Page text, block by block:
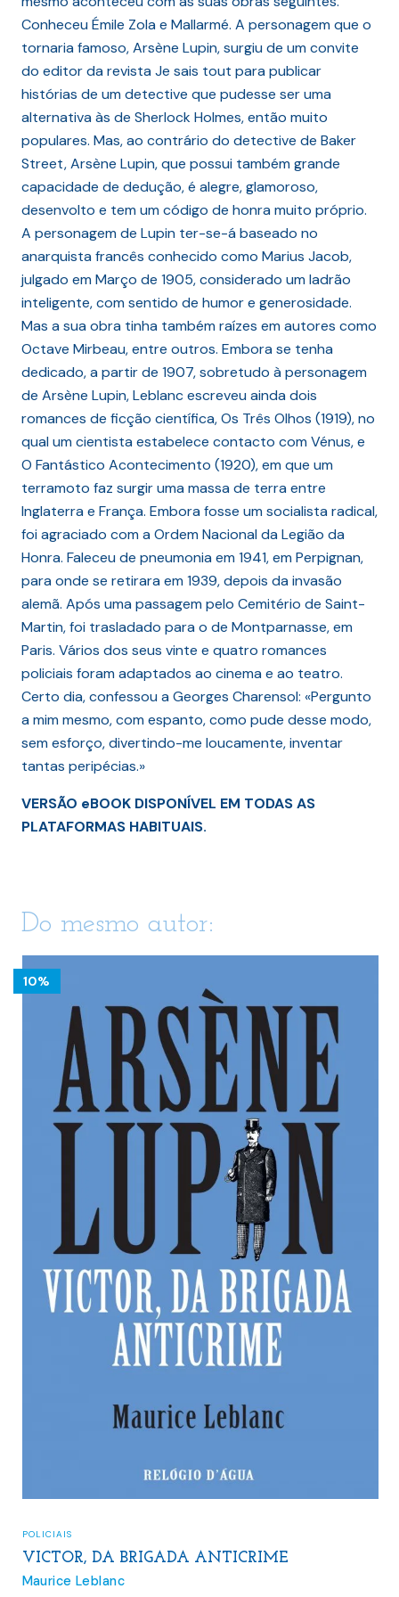
Conheceu Émile Zola e Mallarmé. A personagem que o
tornaria famoso, Arsène Lupin, surgiu de um convite
do editor da revista Je sais tout para publicar
histórias de um detective que pudesse ser uma
alternativa às de Sherlock Holmes, então muito
populares. Mas, ao contrário do detective de Baker
Street, Arsène Lupin, que possui também grande
capacidade de dedução, é alegre, glamoroso,
desenvolto e tem um código de honra muito próprio.
A personagem de Lupin ter-se-á baseado no
anarquista francês conhecido como Marius Jacob,
julgado em Março de 1905, considerado um ladrão
inteligente, com sentido de humor e generosidade.
Mas a sua obra tinha também raízes em autores como
Octave Mirbeau, entre outros. Embora se tenha
dedicado, a partir de 1907, sobretudo à personagem
de Arsène Lupin, Leblanc escreveu ainda dois
romances de ficção científica, Os Três Olhos (1919), no
qual um cientista estabelece contacto com Vénus, e
O Fantástico Acontecimento (1920), em que um
terramoto faz surgir uma massa de terra entre
Inglaterra e França. Embora fosse um socialista radical,
foi agraciado com a Ordem Nacional da Legião da
Honra. Faleceu de pneumonia em 1941, em Perpignan,
para onde se retirara em 1939, depois da invasão
alemã. Após uma passagem pelo Cemitério de Saint-
Martin, foi trasladado para o de Montparnasse, em
Paris. Vários dos seus vinte e quatro romances
policiais foram adaptados ao cinema e ao teatro.
Certo dia, confessou a Georges Charensol: «Pergunto
a mim mesmo, com espanto, como pude desse modo,
sem esforço, divertindo-me loucamente, inventar
tantas peripécias.»
VERSÃO eBOOK DISPONÍVEL EM TODAS AS
PLATAFORMAS HABITUAIS.
Do mesmo autor:
10%
FICÇÃO,POLICIAIS
ARSÈNE LUPIN: A AGULHA OCA
Maurice Leblanc